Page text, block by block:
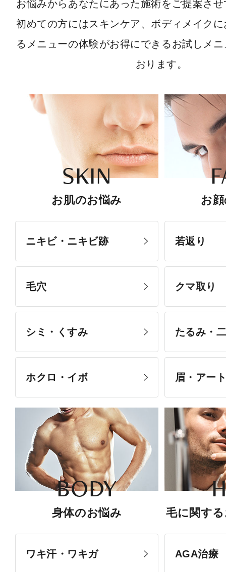
お悩みからあなたにあった施術をご提案さ
初めての方にはスキンケア、ボディメイク
るメニューの体験がお得にできるお試しメ
おります。
SKIN
お肌のお悩み
ニキビ・ニキビ跡
毛穴
シミ・くすみ
ホクロ・イボ
お
若返り
クマ取り
たるみ・
眉・アー
BODY
身体のお悩み
ワキ汗・ワキガ
毛に関す
AGA治療